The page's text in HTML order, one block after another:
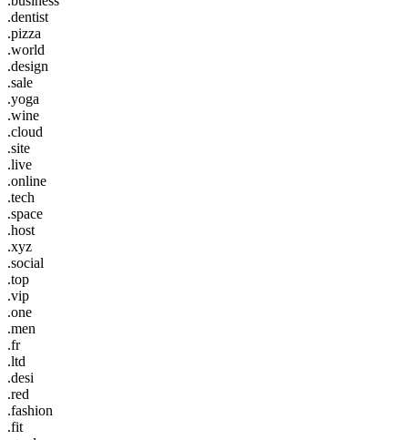
.dentist
.pizza
.world
.design
.sale
.yoga
.wine
.cloud
.site
.live
.online
.tech
.space
.host
.xyz
.social
.top
.vip
.one
.men
.fr
.ltd
.desi
.red
.fashion
.fit